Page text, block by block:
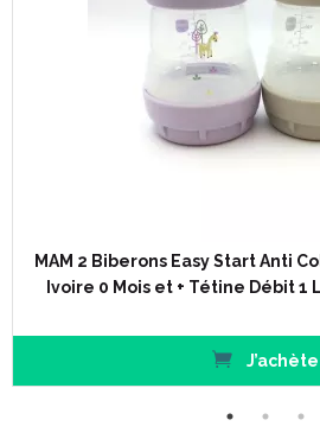
coliques de 80 % des bébés qui
Ouvertures ultra larges pour un
Sa fonction autostérilisante en fait
MAM 2 Biberons Easy Start Anti
Ivoire 0 Mois et + Tétine Débit 1
J’achète